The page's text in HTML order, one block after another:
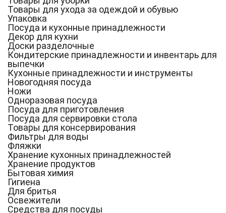
Товары для ухода за одеждой и обувью
Упаковка
Посуда и кухонные принадлежности
Декор для кухни
Доски разделочные
Кондитерские принадлежности и инвентарь для
выпечки
Кухонные принадлежности и инструменты
Новогодняя посуда
Ножи
Одноразовая посуда
Посуда для приготовления
Посуда для сервировки стола
Товары для консервирования
Фильтры для воды
Фляжки
Хранение кухонных принадлежностей
Хранение продуктов
Бытовая химия
Гигиена
Для бритья
Освежители
Средства для посуды